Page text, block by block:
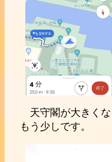
天守閣が大きく
もう少しです。